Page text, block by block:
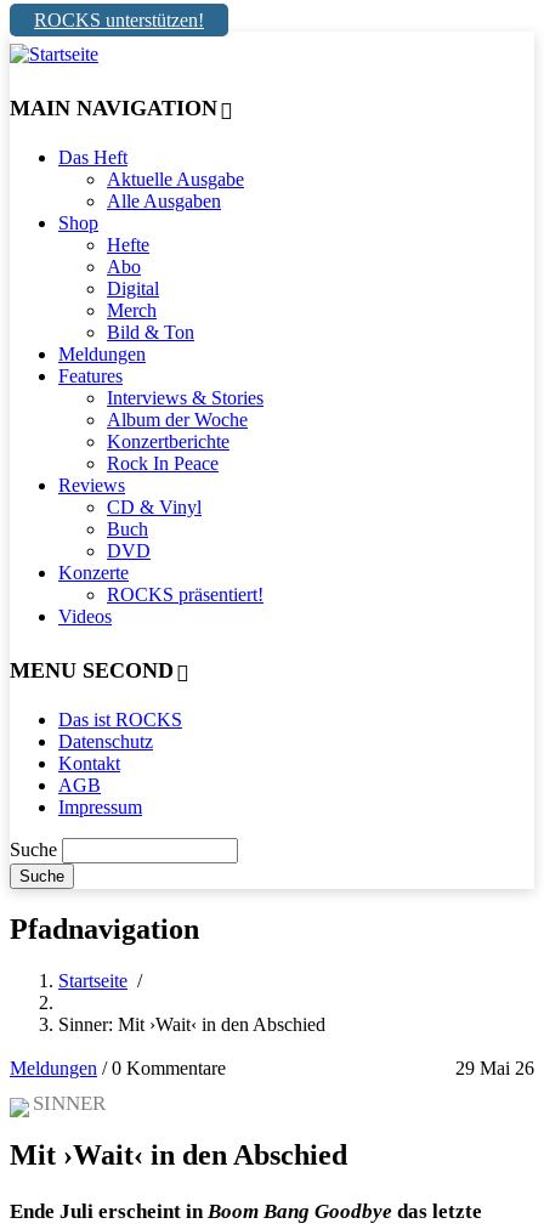
ROCKS unterstützen!
MAIN NAVIGATION
Das Heft
Aktuelle Ausgabe
Alle Ausgaben
Shop
Hefte
Abo
Digital
Merch
Bild & Ton
Meldungen
Features
Interviews & Stories
Album der Woche
Konzertberichte
Rock In Peace
Reviews
CD & Vinyl
Buch
DVD
Konzerte
ROCKS präsentiert!
Videos
MENU SECOND
Das ist ROCKS
Datenschutz
Kontakt
AGB
Impressum
Suche
Pfadnavigation
Startseite /
Sinner: Mit ›Wait‹ in den Abschied
Meldungen 29 Mai 26
/0 Kommentare
SINNER
Mit ›Wait‹ in den Abschied
Ende Juli erscheint inBoom Bang Goodbye das letzte